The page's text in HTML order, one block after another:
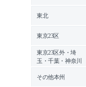
東北
東京23区
東京23区外・埼
玉・千葉・神奈川
その他本州